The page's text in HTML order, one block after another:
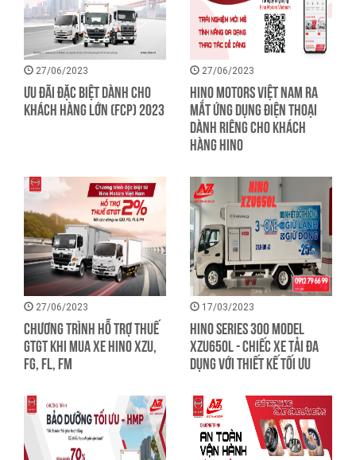
27/06/2023
ƯU ĐÃI ĐẶC BIỆT DÀNH CHO
KHÁCH HÀNG LỚN (FCP) 2023
27/06/2023
HINO MOTORS VIỆT NAM RA
MẮT ỨNG DỤNG ĐIỆN THOẠI
DÀNH RIÊNG CHO KHÁCH
HÀNG HINO
27/06/2023
CHƯƠNG TRÌNH HỖ TRỢ THUẾ
GTGT KHI MUA XE HINO XZU,
FG, FL, FM
17/03/2023
Hino Series 300 model
XZU650L - Chiếc xe tải đa
dụng với thiết kế tối ưu